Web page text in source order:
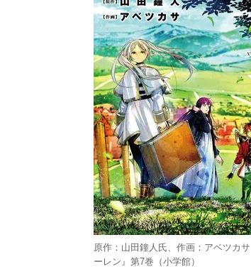
原作：山田鐘人氏、作画：アベツカ
ーレン』第7巻（小学館）